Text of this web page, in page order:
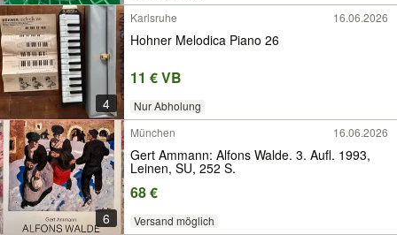
4
Karlsruhe 16.06.2026
Hohner Melodica Piano 26
11 € VB
Nur Abholung
6
München 16.06.2026
Gert Ammann: Alfons Walde. 3. Aufl. 1993,
Leinen, SU, 252 S.
68 €
Versand möglich